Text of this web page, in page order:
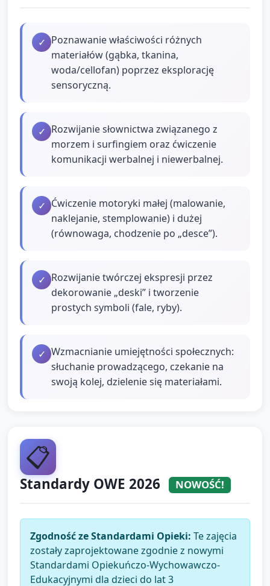
✓ Poznawanie właściwości różnych
materiałów (gąbka, tkanina,
woda/cellofan) poprzez eksplorację
sensoryczną.
✓ Rozwijanie słownictwa związanego z
morzem i surfingiem oraz ćwiczenie
komunikacji werbalnej i niewerbalnej.
✓ Ćwiczenie motoryki małej (malowanie,
naklejanie, stemplowanie) i dużej
(równowaga, chodzenie po „desce”).
✓ Rozwijanie twórczej ekspresji przez
dekorowanie „deski” i tworzenie
prostych symboli (fale, ryby).
✓ Wzmacnianie umiejętności społecznych:
słuchanie prowadzącego, czekanie na
swoją kolej, dzielenie się materiałami.
📋
Standardy OWE 2026 NOWOŚĆ!
Zgodność ze Standardami Opieki: Te zajęcia
zostały zaprojektowane zgodnie z nowymi
Standardami Opiekuńczo-Wychowawczo-
Edukacyjnymi dla dzieci do lat 3